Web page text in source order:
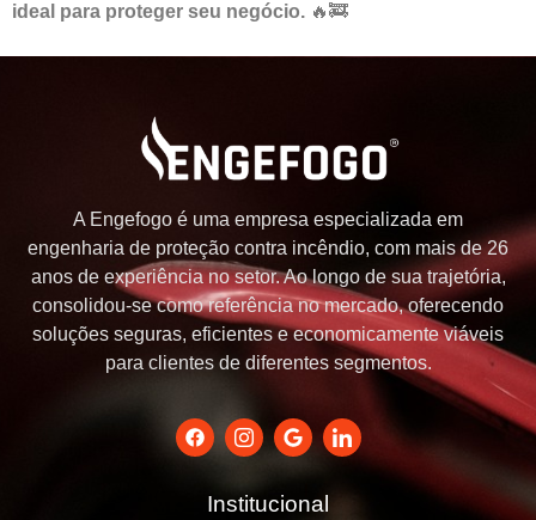
ideal para proteger seu negócio. 🔥🚒
A Engefogo é uma empresa especializada em
engenharia de proteção contra incêndio, com mais de 26
anos de experiência no setor. Ao longo de sua trajetória,
consolidou-se como referência no mercado, oferecendo
soluções seguras, eficientes e economicamente viáveis
para clientes de diferentes segmentos.
Institucional